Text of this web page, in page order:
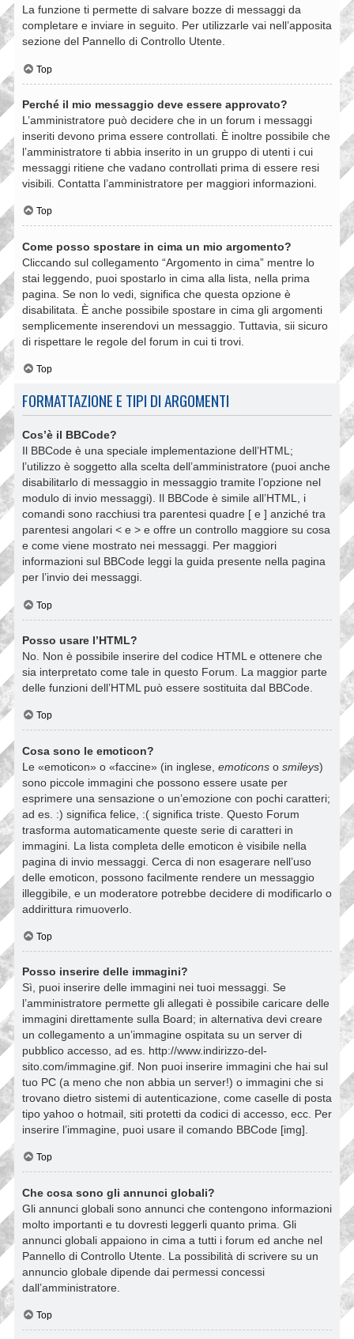
La funzione ti permette di salvare bozze di messaggi da
completare e inviare in seguito. Per utilizzarle vai nell’apposita
sezione del Pannello di Controllo Utente.
Top
Perché il mio messaggio deve essere approvato?
L’amministratore può decidere che in un forum i messaggi
inseriti devono prima essere controllati. È inoltre possibile che
l’amministratore ti abbia inserito in un gruppo di utenti i cui
messaggi ritiene che vadano controllati prima di essere resi
visibili. Contatta l’amministratore per maggiori informazioni.
Top
Come posso spostare in cima un mio argomento?
Cliccando sul collegamento “Argomento in cima” mentre lo
stai leggendo, puoi spostarlo in cima alla lista, nella prima
pagina. Se non lo vedi, significa che questa opzione è
disabilitata. È anche possibile spostare in cima gli argomenti
semplicemente inserendovi un messaggio. Tuttavia, sii sicuro
di rispettare le regole del forum in cui ti trovi.
Top
FORMATTAZIONE E TIPI DI ARGOMENTI
Cos’è il BBCode?
Il BBCode è una speciale implementazione dell’HTML;
l’utilizzo è soggetto alla scelta dell’amministratore (puoi anche
disabilitarlo di messaggio in messaggio tramite l’opzione nel
modulo di invio messaggi). Il BBCode è simile all’HTML, i
comandi sono racchiusi tra parentesi quadre [ e ] anziché tra
parentesi angolari < e > e offre un controllo maggiore su cosa
e come viene mostrato nei messaggi. Per maggiori
informazioni sul BBCode leggi la guida presente nella pagina
per l’invio dei messaggi.
Top
Posso usare l’HTML?
No. Non è possibile inserire del codice HTML e ottenere che
sia interpretato come tale in questo Forum. La maggior parte
delle funzioni dell’HTML può essere sostituita dal BBCode.
Top
Cosa sono le emoticon?
Le «emoticon» o «faccine» (in inglese, emoticons o smileys)
sono piccole immagini che possono essere usate per
esprimere una sensazione o un’emozione con pochi caratteri;
ad es. :) significa felice, :( significa triste. Questo Forum
trasforma automaticamente queste serie di caratteri in
immagini. La lista completa delle emoticon è visibile nella
pagina di invio messaggi. Cerca di non esagerare nell’uso
delle emoticon, possono facilmente rendere un messaggio
illeggibile, e un moderatore potrebbe decidere di modificarlo o
addirittura rimuoverlo.
Top
Posso inserire delle immagini?
Sì, puoi inserire delle immagini nei tuoi messaggi. Se
l’amministratore permette gli allegati è possibile caricare delle
immagini direttamente sulla Board; in alternativa devi creare
un collegamento a un’immagine ospitata su un server di
pubblico accesso, ad es. http://www.indirizzo-del-
sito.com/immagine.gif. Non puoi inserire immagini che hai sul
tuo PC (a meno che non abbia un server!) o immagini che si
trovano dietro sistemi di autenticazione, come caselle di posta
tipo yahoo o hotmail, siti protetti da codici di accesso, ecc. Per
inserire l’immagine, puoi usare il comando BBCode [img].
Top
Che cosa sono gli annunci globali?
Gli annunci globali sono annunci che contengono informazioni
molto importanti e tu dovresti leggerli quanto prima. Gli
annunci globali appaiono in cima a tutti i forum ed anche nel
Pannello di Controllo Utente. La possibilità di scrivere su un
annuncio globale dipende dai permessi concessi
dall’amministratore.
Top